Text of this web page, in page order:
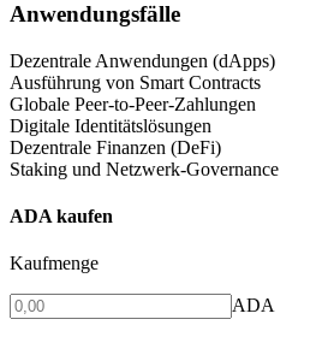
Anwendungsfälle
Dezentrale Anwendungen (dApps)
Ausführung von Smart Contracts
Globale Peer-to-Peer-Zahlungen
Digitale Identitätslösungen
Dezentrale Finanzen (DeFi)
Staking und Netzwerk-Governance
ADA kaufen
Kaufmenge
ADA